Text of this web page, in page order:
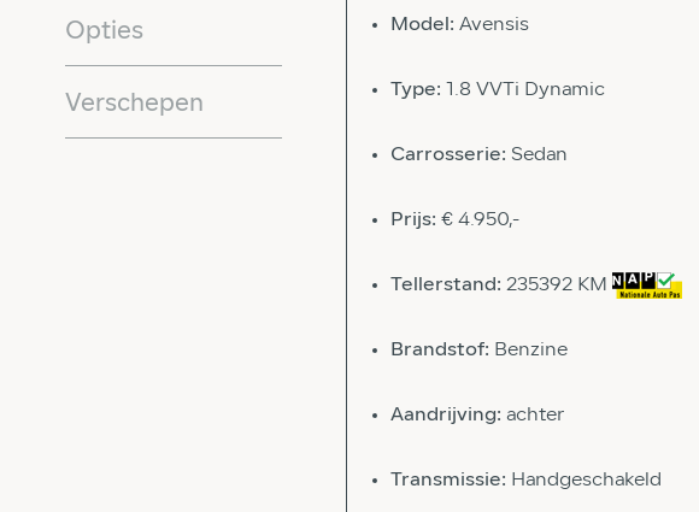
Opties
Verschepen
Model: Avensis
Type: 1.8 VVTi Dynamic
Carrosserie: Sedan
Prijs: € 4.950,-
Tellerstand: 235392 KM
Brandstof: Benzine
Aandrijving: achter
Transmissie: Handgeschakeld